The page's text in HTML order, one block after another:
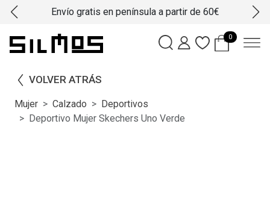
Envío gratis en península a partir de 60€
0
VOLVER ATRÁS
Mujer Calzado
Deportivos
Deportivo Mujer Skechers Uno Verde